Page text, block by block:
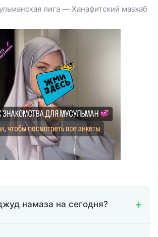
лига — Ханафитский мазхаб
намаза на сегодня?